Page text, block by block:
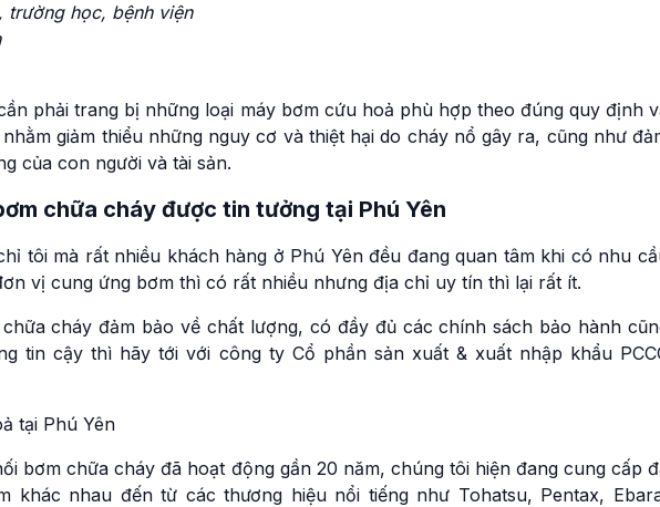
trường học, bệnh viện
phải trang bị những loại máy bơm cứu hoả phù hợp theo đúng quy định
giảm thiểu những nguy cơ và thiệt hại do cháy nổ gây ra, cũng như
của con người và tài sản.
chữa cháy được tin tưởng tại Phú Yên
tôi mà rất nhiều khách hàng ở Phú Yên đều đang quan tâm khi có nhu
vị cung ứng bơm thì có rất nhiều nhưng địa chỉ uy tín thì lại rất ít.
cháy đảm bảo về chất lượng, có đầy đủ các chính sách bảo hành
tin cậy thì hãy tới với công ty Cổ phần sản xuất & xuất nhập khẩu
bơm chữa cháy đã hoạt động gần 20 năm, chúng tôi hiện đang cung cấp
khác nhau đến từ các thương hiệu nổi tiếng như Tohatsu, Pentax,